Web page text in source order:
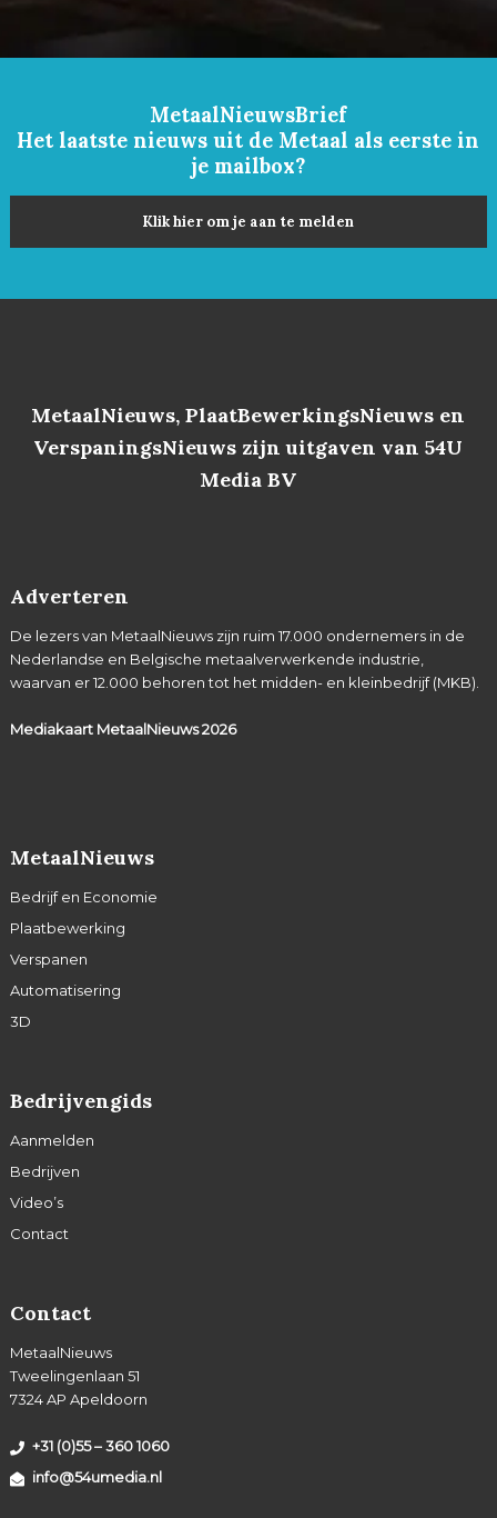
MetaalNieuwsBrief
Het laatste nieuws uit de Metaal als eerste in
je mailbox?
Klik hier om je aan te melden
MetaalNieuws, PlaatBewerkingsNieuws en
VerspaningsNieuws zijn uitgaven van 54U
Media BV
Adverteren
De lezers van MetaalNieuws zijn ruim 17.000 ondernemers in de
Nederlandse en Belgische metaalverwerkende industrie,
waarvan er 12.000 behoren tot het midden- en kleinbedrijf (MKB).
Mediakaart MetaalNieuws2026
MetaalNieuws
Bedrijf en Economie
Plaatbewerking
Verspanen
Automatisering
3D
Bedrijvengids
Aanmelden
Bedrijven
Video’s
Contact
Contact
MetaalNieuws
Tweelingenlaan 51
7324 AP Apeldoorn
+31 (0)55 – 360 1060
info@54umedia.nl